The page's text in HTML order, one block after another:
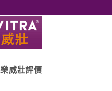
樂威壯評價